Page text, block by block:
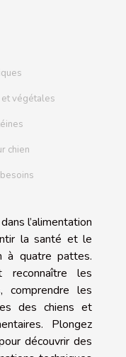
végétales
chien
l’alimentation
la santé et le
à quatre pattes.
reconnaître les
comprendre les
des chiens et
Plongez
découvrir des